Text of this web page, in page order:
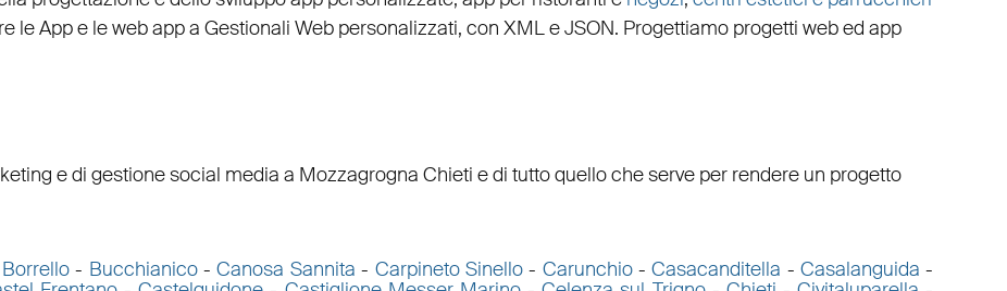
leAppe leweb appa Gestionali Web personalizzati, con XMLeJSON. Progettiamo progetti webed app
e di gestione social media a Mozzagrogna Chieti e di tutto quello che serve per rendere un progetto
Borrello- Bucchianico-Canosa Sannita - Carpineto Sinello- Carunchio-Casacanditella -Casalanguida -